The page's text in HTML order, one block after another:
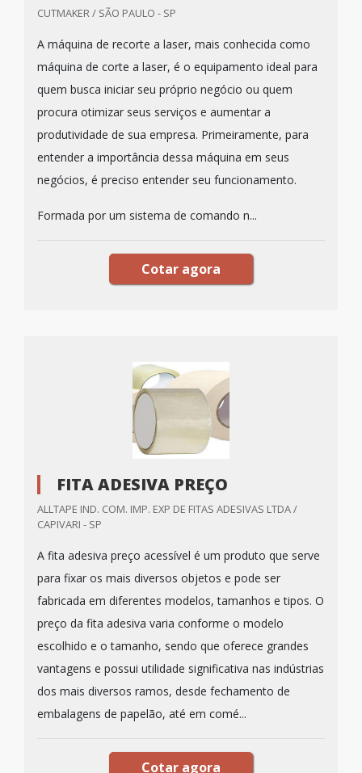
CUTMAKER / SÃO PAULO - SP
A máquina de recorte a laser, mais conhecida como
máquina de corte a laser, é o equipamento ideal para
quem busca iniciar seu próprio negócio ou quem
procura otimizar seus serviços e aumentar a
produtividade de sua empresa. Primeiramente, para
entender a importância dessa máquina em seus
negócios, é preciso entender seu funcionamento.
Formada por um sistema de comando n...
Cotar agora
FITA ADESIVA PREÇO
ALLTAPE IND. COM. IMP. EXP DE FITAS ADESIVAS LTDA /
CAPIVARI - SP
A fita adesiva preço acessível é um produto que serve
para fixar os mais diversos objetos e pode ser
fabricada em diferentes modelos, tamanhos e tipos. O
preço da fita adesiva varia conforme o modelo
escolhido e o tamanho, sendo que oferece grandes
vantagens e possui utilidade significativa nas indústrias
dos mais diversos ramos, desde fechamento de
embalagens de papelão, até em comé...
Cotar agora